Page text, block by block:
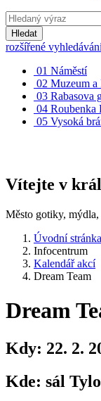
Hledat
rozšířené
01 Náměstí
02 Muzeum a
03 Rabasova
04 Roubenka
05 Vysoká
Vítejte v
Město gotiky,
Úvodní stránka
Infocentrum
Kalendář akcí
Dream Team
Dream
Kdy: 22. 2.
Kde: sál